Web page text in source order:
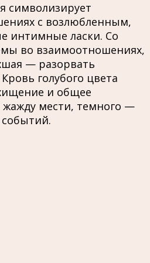
символизирует
с возлюбленным,
интимные ласки. Со
во взаимоотношениях,
— разорвать
голубого цвета
и общее
мести, темного —